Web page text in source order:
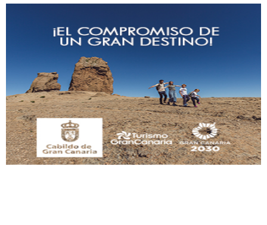
Gato manso encontrado
Este gato macho ha aparecido en la calle hace menos de un mes, es muy
manso y extremadamente cari...
Leales.org » Gran Canaria | 9.7.2025